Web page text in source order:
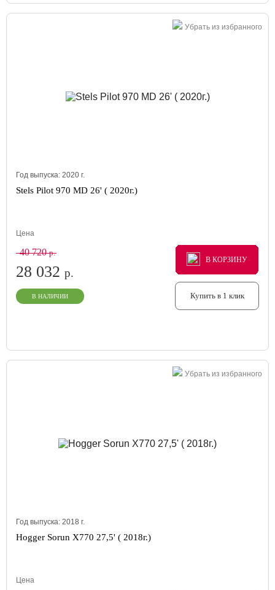
Убрать из избранного
Год выпуска: 2020 г.
Stels Pilot 970 MD 26' ( 2020г.)
Цена
40 720р.
28 032 р.
В НАЛИЧИИ
В КОРЗИНУ
В КОРЗИНУ
В КОРЗИНУ
Купить в 1 клик
Убрать из избранного
Год выпуска: 2018 г.
Hogger Sorun X770 27,5' ( 2018г.)
Цена